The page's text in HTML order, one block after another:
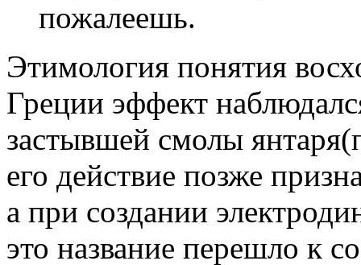
пожалеешь.
Этимология понятия
Греции эффект
застывшей смолы
его действие позже
а при создании
это название перешло к